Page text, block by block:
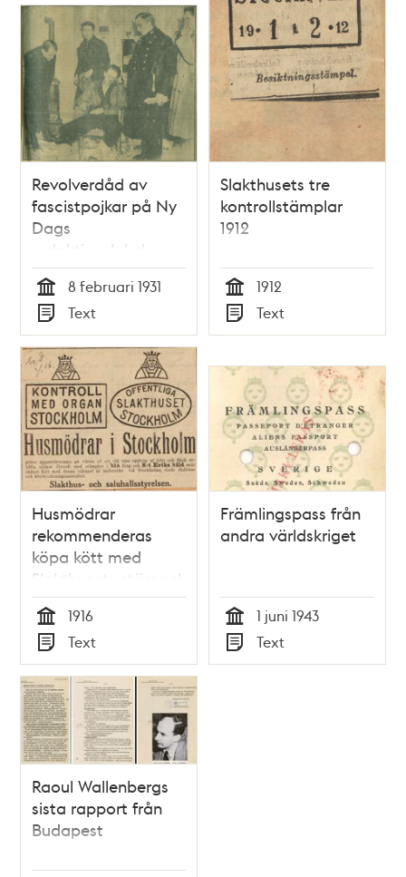
Revolverdåd av
fascistpojkar på Ny
Dags
redaktionslokal.
Sillén skulle slås i
bojor
Tid
8 februari 1931
Typ
Text
Slakthusets tre
kontrollstämplar
1912
Tid
1912
Typ
Text
Husmödrar
rekommenderas
köpa kött med
Slakthusets stämpel
Tid
1916
Typ
Text
Främlingspass från
andra världskriget
Tid
1 juni 1943
Typ
Text
Raoul Wallenbergs
sista rapport från
Budapest